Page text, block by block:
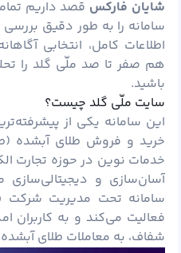
شایان فارکس قصد داریم
سامانه را به‌ طور دقیق
اطلاعات کامل، انتخابی
هم صفر تا صد ملّی گلد را
باشید.
سایت ملّی گلد چیست؟
این سامانه یکی از
خدمات نوین در حوزه تجارت
آسان‌سازی و دیجیتالی‌سازی
سامانه تحت مدیریت شرکت
فعالیت می‌کند و به
شفاف، به معاملات طلای آبشده